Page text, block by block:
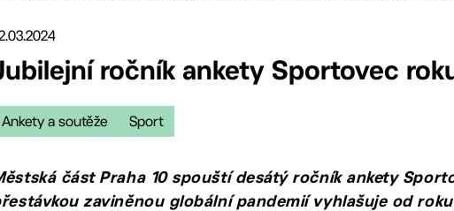
ročník ankety Sportovec
Ankety a soutěže Sport
část Praha 10 spouští desátý ročník ankety
zaviněnou globální pandemií vyhlašuje od